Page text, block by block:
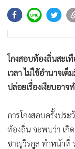
• Sondhitalk
ข่าวลึกปมลับ
• Exclusive Health
• ผู้จัดกวน
ข่าวอัพเดต
•
เศรษฐกิจ-ธุรกิจ
• สังคม-โซเชียล
โกงสอบท้องถิ่นสะเ
เวลา ไม่ใช้อำนาจเ
ปล่อยเรื่องเงียบอา
การโกงสอบครั้งประ
ท้องถิ่น จะพบว่า เกิ
ชาญวีรกูล ทำหน้าที่